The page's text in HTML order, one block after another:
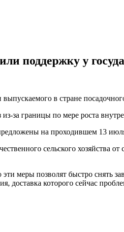
поддержку у
в стране
за границы по мере роста
на проходившем 13
сельского хозяйства
меры позволят быстро снять
доставка которого сейчас